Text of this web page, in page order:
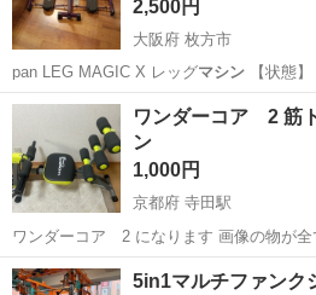
2,500円
大阪府 枚方市
pan LEG MAGIC X レッグマシン 【状態
大阪 枚方市 フィットネス、トレ
ワンダーコア 2 筋トレ トレーニングマシ
ン
1,000円
京都府 寺田駅
ワンダーコア 2 になります 画像の物が全
ね？購入して、肩の腱盤断裂によりトレ
た。 説明書やDVDもあったのですが何処
京都 城陽市
5in1マルチファンク